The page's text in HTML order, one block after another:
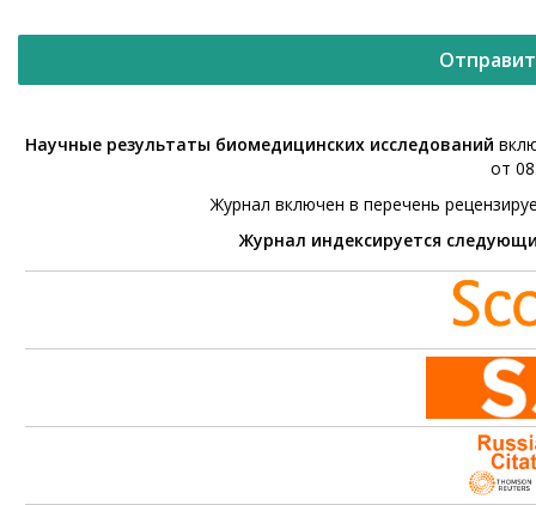
Научные результаты биомедицинских исследований
от
Журнал включен в перечень
Журнал индексируется